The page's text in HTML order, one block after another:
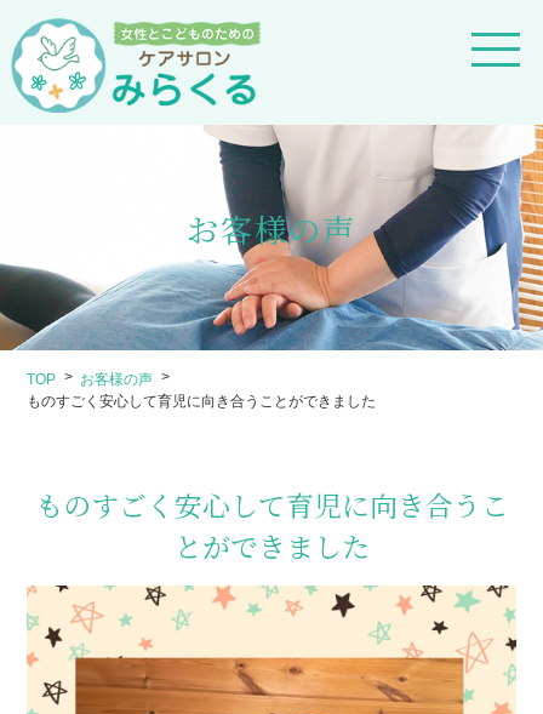
お客様の声
TOP
お客様の声
ものすごく安心して育児に向き合うことができました
ものすごく安心して育児に向き合うこ
とができました